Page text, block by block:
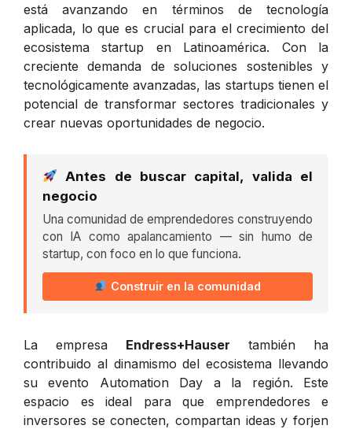
está avanzando en términos de tecnología
aplicada, lo que es crucial para el crecimiento del
ecosistema startup en Latinoamérica. Con la
creciente demanda de soluciones sostenibles y
tecnológicamente avanzadas, las startups tienen el
potencial de transformar sectores tradicionales y
crear nuevas oportunidades de negocio.
Antes de buscar capital, valida el
negocio
Una comunidad de emprendedores construyendo
con IA como apalancamiento — sin humo de
startup, con foco en lo que funciona.
Construir en la comunidad
La empresa Endress+Hauser también ha
contribuido al dinamismo del ecosistema llevando
su evento Automation Day a la región. Este
espacio es ideal para que emprendedores e
inversores se conecten, compartan ideas y forjen